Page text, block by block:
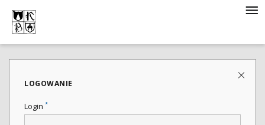
LOGOWANIE
Login *